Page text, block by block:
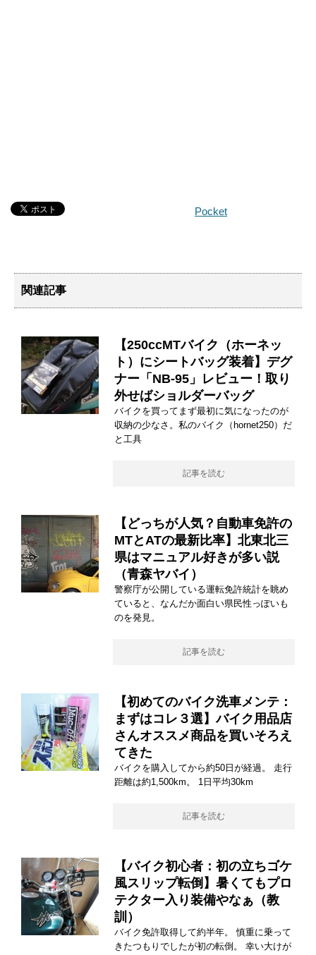
Pocket
関連記事
【250ccMTバイク（ホーネッ
ト）にシートバッグ装着】デグ
ナー「NB-95」レビュー！取り
外せばショルダーバッグ
バイクを買ってまず最初に気になったのが
収納の少なさ。私のバイク（hornet250）だ
と工具
記事を読む
【どっちが人気？自動車免許の
MTとATの最新比率】北東北三
県はマニュアル好きが多い説
（青森ヤバイ）
警察庁が公開している運転免許統計を眺め
ていると、なんだか面白い県民性っぽいも
のを発見。
記事を読む
【初めてのバイク洗車メンテ：
まずはコレ３選】バイク用品店
さんオススメ商品を買いそろえ
てきた
バイクを購入してから約50日が経過。 走行
距離は約1,500km。 1日平均30km
記事を読む
【バイク初心者：初の立ちゴケ
風スリップ転倒】暑くてもプロ
テクター入り装備やなぁ（教
訓）
バイク免許取得して約半年。 慎重に乗って
きたつもりでしたが初の転倒。 幸い大けが